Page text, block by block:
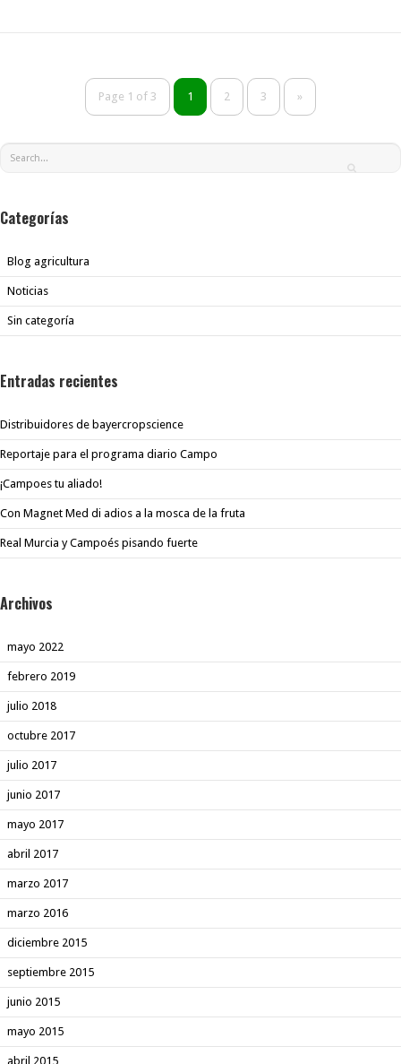
Page 1 of 3 1 2 3 »
Categorías
Blog agricultura
Noticias
Sin categoría
Entradas recientes
Distribuidores de bayercropscience
Reportaje para el programa diario Campo
¡Campoes tu aliado!
Con Magnet Med di adios a la mosca de la fruta
Real Murcia y Campoés pisando fuerte
Archivos
mayo 2022
febrero 2019
julio 2018
octubre 2017
julio 2017
junio 2017
mayo 2017
abril 2017
marzo 2017
marzo 2016
diciembre 2015
septiembre 2015
junio 2015
mayo 2015
abril 2015